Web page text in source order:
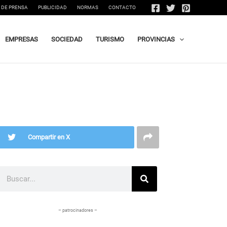
PRENSA PUBLICIDAD NORMAS CONTACTO
EMPRESAS SOCIEDAD TURISMO PROVINCIAS
Compartir en X
– patrocinadores –